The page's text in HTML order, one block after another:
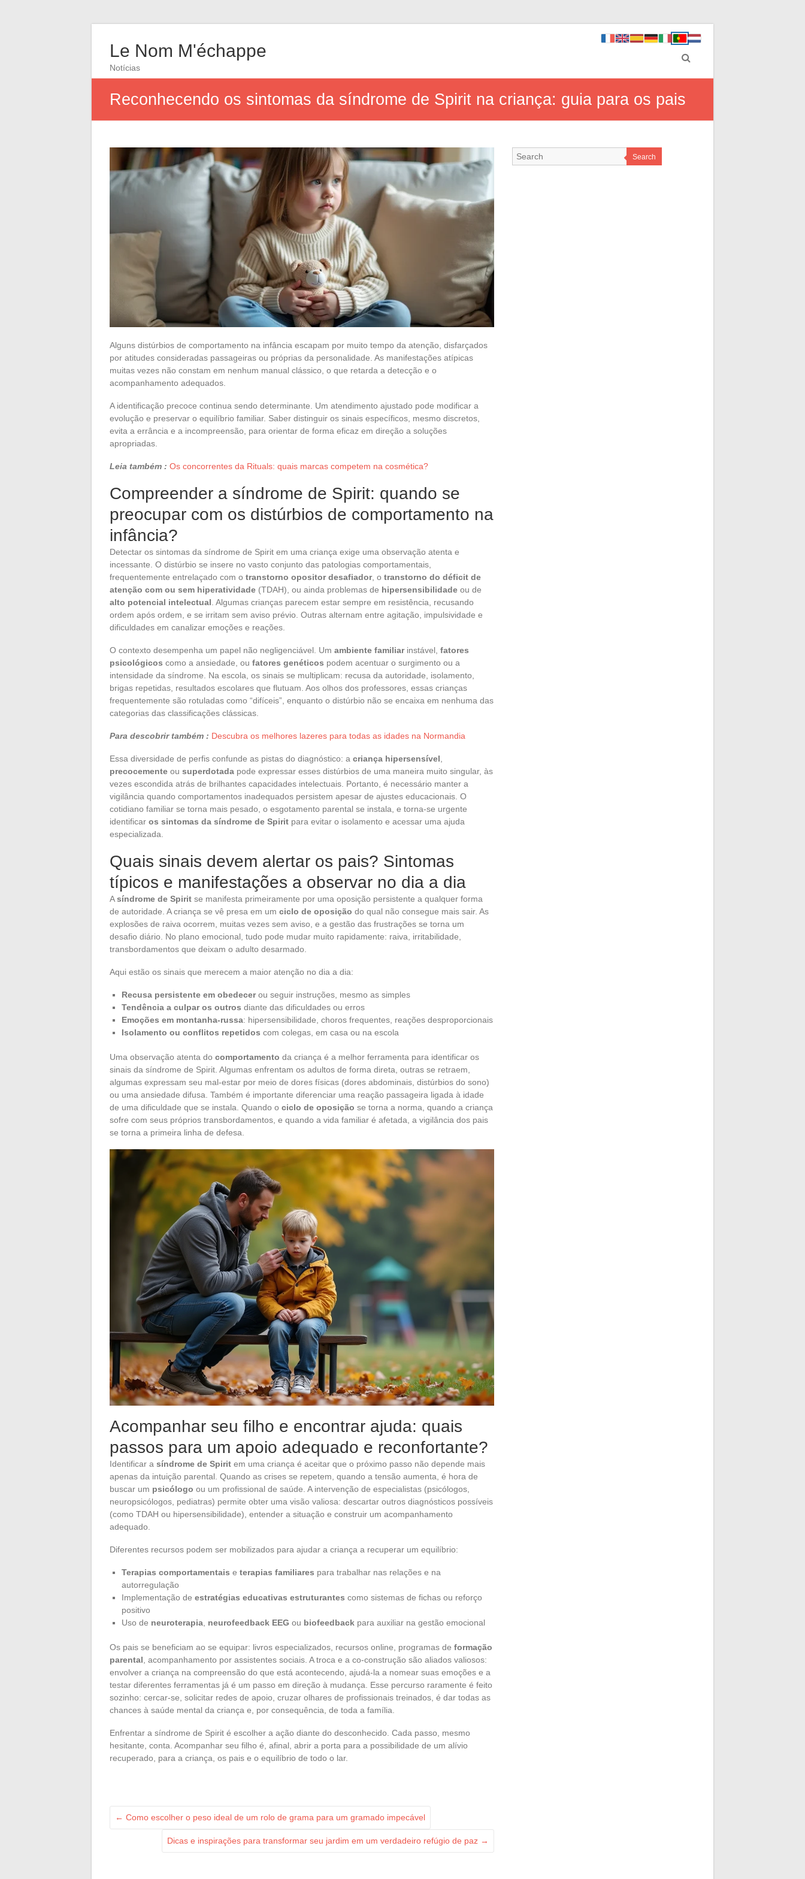
Le Nom M'échappe
Notícias
Reconhecendo os sintomas da síndrome de Spirit na criança: guia para os pais
Alguns distúrbios de comportamento na infância escapam por muito tempo da atenção, disfarçados
por atitudes consideradas passageiras ou próprias da personalidade. As manifestações atípicas
muitas vezes não constam em nenhum manual clássico, o que retarda a detecção e o
acompanhamento adequados.
A identificação precoce continua sendo determinante. Um atendimento ajustado pode modificar a
evolução e preservar o equilíbrio familiar. Saber distinguir os sinais específicos, mesmo discretos,
evita a errância e a incompreensão, para orientar de forma eficaz em direção a soluções
apropriadas.
Leia também : Os concorrentes da Rituals: quais marcas competem na cosmética?
Compreender a síndrome de Spirit: quando se
preocupar com os distúrbios de comportamento na
infância?
Detectar os sintomas da síndrome de Spirit em uma criança exige uma observação atenta e
incessante. O distúrbio se insere no vasto conjunto das patologias comportamentais,
frequentemente entrelaçado com o transtorno opositor desafiador, o transtorno do déficit de
atenção com ou sem hiperatividade (TDAH), ou ainda problemas de hipersensibilidade ou de
alto potencial intelectual . Algumas crianças parecem estar sempre em resistência, recusando
ordem após ordem, e se irritam sem aviso prévio. Outras alternam entre agitação, impulsividade e
dificuldades em canalizar emoções e reações.
O contexto desempenha um papel não negligenciável. Um ambiente familiarinstável, fatores
psicológicos como a ansiedade, ou fatores genéticos podem acentuar o surgimento ou a
intensidade da síndrome. Na escola, os sinais se multiplicam: recusa da autoridade, isolamento,
brigas repetidas, resultados escolares que flutuam. Aos olhos dos professores, essas crianças
frequentemente são rotuladas como “difíceis”, enquanto o distúrbio não se encaixa em nenhuma das
categorias das classificações clássicas.
Para descobrir também : Descubra os melhores lazeres para todas as idades na Normandia
Essa diversidade de perfis confunde as pistas do diagnóstico: a criança hipersensível
precocemente ou superdotada pode expressar esses distúrbios de uma maneira muito singular, às
vezes escondida atrás de brilhantes capacidades intelectuais. Portanto, é necessário manter a
vigilância quando comportamentos inadequados persistem apesar de ajustes educacionais. O
cotidiano familiar se torna mais pesado, o esgotamento parental se instala, e torna-se urgente
identificar os sintomas da síndrome de Spirit para evitar o isolamento e acessar uma ajuda
especializada.
Quais sinais devem alertar os pais? Sintomas
típicos e manifestações a observar no dia a dia
Asíndrome de Spirit se manifesta primeiramente por uma oposição persistente a qualquer forma
de autoridade. A criança se vê presa em um ciclo de oposição do qual não consegue mais sair. As
explosões de raiva ocorrem, muitas vezes sem aviso, e a gestão das frustrações se torna um
desafio diário. No plano emocional, tudo pode mudar muito rapidamente: raiva, irritabilidade,
transbordamentos que deixam o adulto desarmado.
Aqui estão os sinais que merecem a maior atenção no dia a dia:
Recusa persistente em obedecerou seguir instruções, mesmo as simples
Tendência a culpar os outros diante das dificuldades ou erros
Emoções em montanha-russa: hipersensibilidade, choros frequentes, reações desproporcionais
Isolamento ou conflitos repetidos com colegas, em casa ou na escola
Uma observação atenta do comportamento da criança é a melhor ferramenta para identificar os
sinais da síndrome de Spirit. Algumas enfrentam os adultos de forma direta, outras se retraem,
algumas expressam seu mal-estar por meio de dores físicas (dores abdominais, distúrbios do sono)
ou uma ansiedade difusa. Também é importante diferenciar uma reação passageira ligada à idade
de uma dificuldade que se instala. Quando o ciclo de oposição se torna a norma, quando a criança
sofre com seus próprios transbordamentos, e quando a vida familiar é afetada, a vigilância dos pais
se torna a primeira linha de defesa.
Acompanhar seu filho e encontrar ajuda: quais
passos para um apoio adequado e reconfortante?
Identificar a síndrome de Spirit em uma criança é aceitar que o próximo passo não depende mais
apenas da intuição parental. Quando as crises se repetem, quando a tensão aumenta, é hora de
buscar um psicólogo ou um profissional de saúde. A intervenção de especialistas (psicólogos,
neuropsicólogos, pediatras) permite obter uma visão valiosa: descartar outros diagnósticos possíveis
(como TDAH ou hipersensibilidade), entender a situação e construir um acompanhamento
adequado.
Diferentes recursos podem ser mobilizados para ajudar a criança a recuperar um equilíbrio:
Terapias comportamentais e terapias familiares para trabalhar nas relações e na
autorregulação
Implementação de estratégias educativas estruturantes como sistemas de fichas ou reforço
positivo
Uso de neuroterapia neurofeedback EEG ou biofeedback para auxiliar na gestão emocional
Os pais se beneficiam ao se equipar: livros especializados, recursos online, programas de formação
parental , acompanhamento por assistentes sociais. A troca e a co-construção são aliados valiosos:
envolver a criança na compreensão do que está acontecendo, ajudá-la a nomear suas emoções e a
testar diferentes ferramentas já é um passo em direção à mudança. Esse percurso raramente é feito
sozinho: cercar-se, solicitar redes de apoio, cruzar olhares de profissionais treinados, é dar todas as
chances à saúde mental da criança e, por consequência, de toda a família.
Enfrentar a síndrome de Spirit é escolher a ação diante do desconhecido. Cada passo, mesmo
hesitante, conta. Acompanhar seu filho é, afinal, abrir a porta para a possibilidade de um alívio
recuperado, para a criança, os pais e o equilíbrio de todo o lar.
← Como escolher o peso ideal de um rolo de grama para um gramado impecável
Dicas e inspirações para transformar seu jardim em um verdadeiro refúgio de paz →
Search